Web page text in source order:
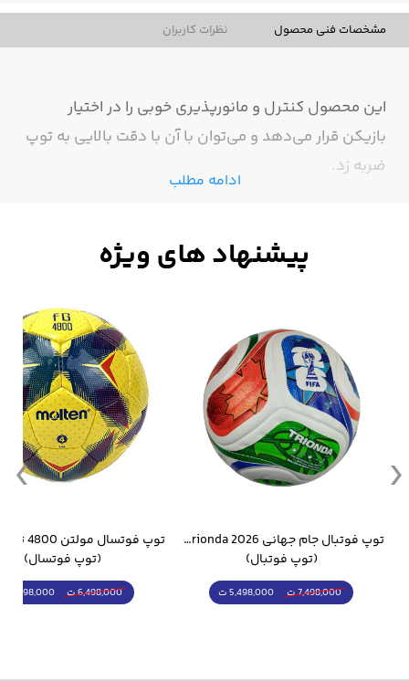
مشخصات فنی محصول نظرات کاربران
این محصول کنترل و مانورپذیری خوبی را در اختیار
بازیکن قرار می‌دهد و می‌توان با آن با دقت بالایی به توپ
ضربه زد.
ادامه مطلب
توپ فوتبال جام جهانی 2026 Trionda مشابه اورجینال
(توپ فوتبال)
7,498,000 ت 5,498,000 ت
(توپ فوتسال)
6,498,000 ت 5,298,000 ت